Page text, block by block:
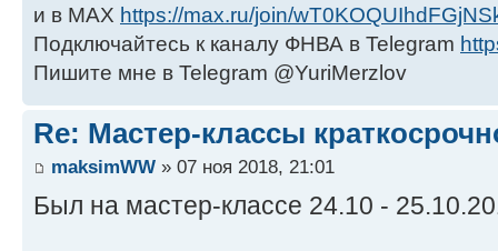
и в МАХ https://max.ru/join/
Подключайтесь к каналу ФНВА в Telegram
Пишите мне в Telegram @YuriMerzlov
Re: Мастер-классы
maksimWW » 07 ноя 2018, 21:01
Был на мастер-классе 24.10 -